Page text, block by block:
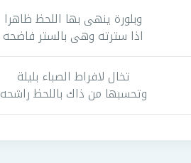
وبلورة ينهى بها اللحظ ظاهرا
اذا سترته وهى بالستر فاضحه
تخال لافراط الصباء بليلة
وتحسبها من ذاك باللحظ راشحه